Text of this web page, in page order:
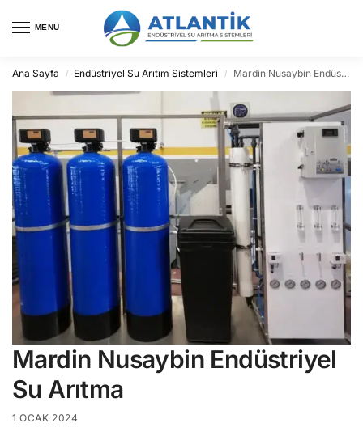
MENÜ
Ana Sayfa / Endüstriyel Su Arıtım Sistemleri / Mardin Nusaybin Endüstriyel Su Arıtma
Mardin Nusaybin Endüstriyel
Su Arıtma
1 OCAK 2024